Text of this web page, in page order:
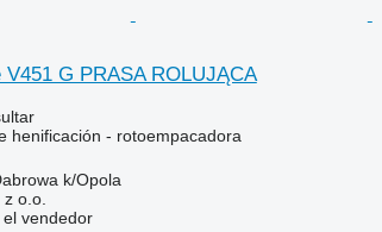
V451 G PRASA ROLUJĄCA
henificación - rotoempacadora
k/Opola
o.o.
vendedor